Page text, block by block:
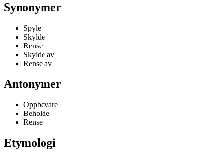
Synonymer
Spyle
Skylde
Rense
Skylde av
Rense av
Antonymer
Oppbevare
Beholde
Rense
Etymologi